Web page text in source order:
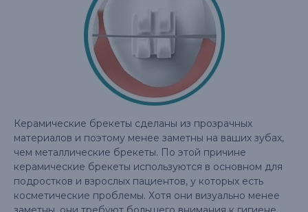
Керамические брекеты сделаны из прозрачных
материалов и поэтому менее заметны на ваших зубах,
чем металлические брекеты. По этой причине
керамические брекеты используются в основном для
подростков и взрослых пациентов, у которых есть
косметические проблемы. Хотя они визуально менее